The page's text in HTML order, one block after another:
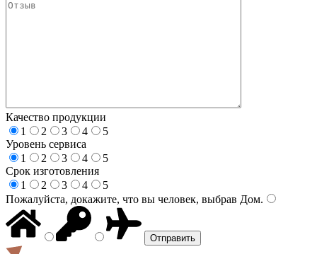
Качество продукции
1
2 3 4
5
Уровень сервиса
1
2 3 4
5
Срок изготовления
1
2 3 4
5
Пожалуйста, докажите, что вы человек, выбрав Дом.